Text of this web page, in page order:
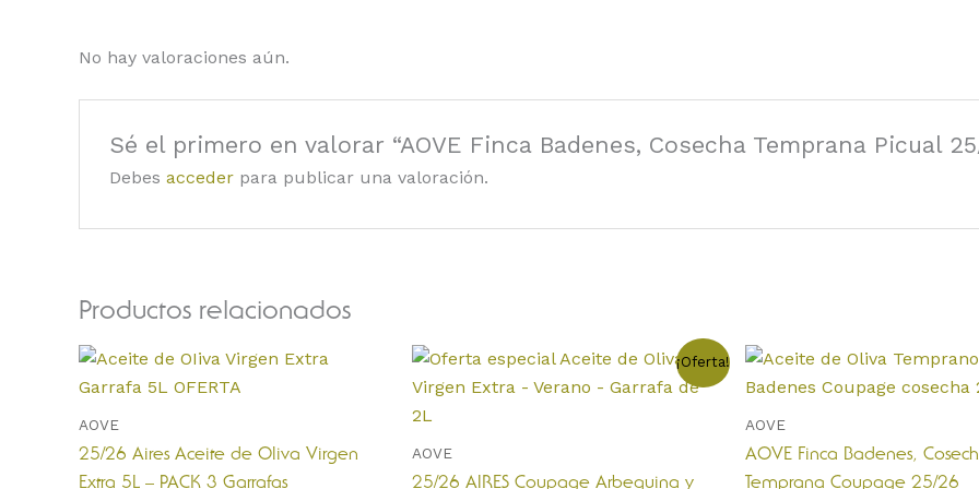
No hay valoraciones aún.
Sé el primero en valorar “AOVE Finca Badenes, Cosecha Temprana Picual
Debes accederpara publicar una valoración.
Productos relacionados
AOVE
25/26 Aires Aceite de Oliva Virgen
Extra 5L – PACK 3 Garrafas
¡Oferta!
AOVE
25/26 AIRES Coupage Arbequina y
El
precio
original
El
actual
AOVE
AOVE Finca Badenes,
Temprana Coupage 25/26
Rango
precios:
hasta
80,00 €